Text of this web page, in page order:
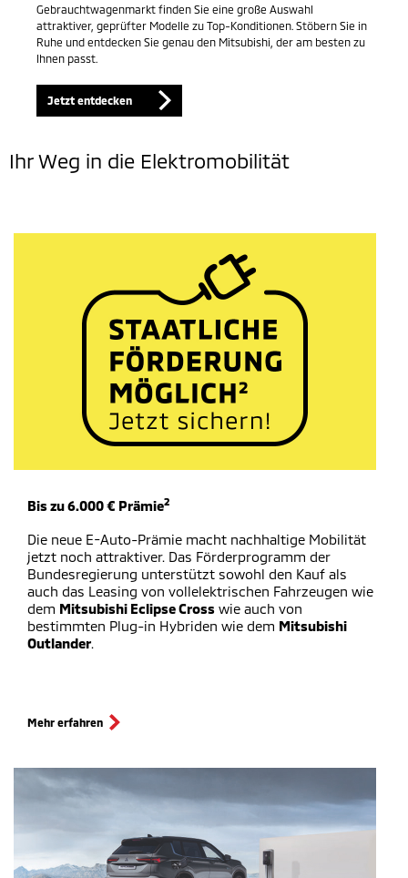
Gebrauchtwagenmarkt finden Sie eine große Auswahl
attraktiver, geprüfter Modelle zu Top-Konditionen. Stöbern Sie in
Ruhe und entdecken Sie genau den Mitsubishi, der am besten zu
Ihnen passt.
Jetzt entdecken
Ihr Weg in die Elektromobilität
Bis zu 6.000 € Prämie2
Die neue E-Auto-Prämie macht nachhaltige Mobilität
jetzt noch attraktiver. Das Förderprogramm der
Bundesregierung unterstützt sowohl den Kauf als
auch das Leasing von vollelektrischen Fahrzeugen wie
dem Mitsubishi Eclipse Cross wie auch von
bestimmten Plug-in Hybriden wie dem Mitsubishi
Outlander
Mehr erfahren